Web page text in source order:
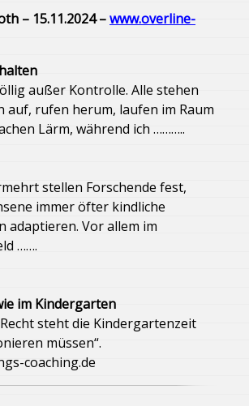
– 15.11.2024 –www.overline-
außer Kontrolle. Alle stehen
auf, rufen herum, laufen im Raum
Lärm, während ich ………..
stellen Forschende fest,
immer öfter kindliche
adaptieren. Vor allem im
…….
im Kindergarten
steht die Kindergartenzeit
müssen“.
coaching.de